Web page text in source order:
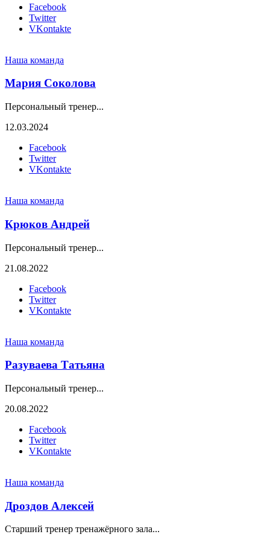
Facebook
Twitter
VKontakte
Наша команда
Мария Соколова
Персональный тренер...
12.03.2024
Facebook
Twitter
VKontakte
Наша команда
Крюков Андрей
Персональный тренер...
21.08.2022
Facebook
Twitter
VKontakte
Наша команда
Разуваева Татьяна
Персональный тренер...
20.08.2022
Facebook
Twitter
VKontakte
Наша команда
Дроздов Алексей
Старший тренер тренажёрного зала...